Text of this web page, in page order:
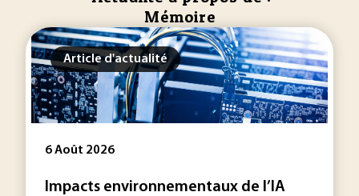
Mémoire
Article d'actualité
6 Août 2026
Impacts environnementaux de l’IA